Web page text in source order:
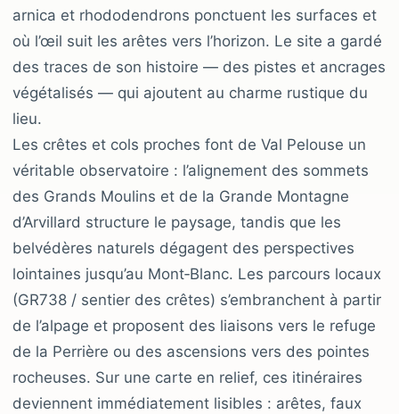
arnica et rhododendrons ponctuent les surfaces et
où l’œil suit les arêtes vers l’horizon. Le site a gardé
des traces de son histoire — des pistes et ancrages
végétalisés — qui ajoutent au charme rustique du
lieu.
Les crêtes et cols proches font de Val Pelouse un
véritable observatoire : l’alignement des sommets
des Grands Moulins et de la Grande Montagne
d’Arvillard structure le paysage, tandis que les
belvédères naturels dégagent des perspectives
lointaines jusqu’au Mont‑Blanc. Les parcours locaux
(GR738 / sentier des crêtes) s’embranchent à partir
de l’alpage et proposent des liaisons vers le refuge
de la Perrière ou des ascensions vers des pointes
rocheuses. Sur une carte en relief, ces itinéraires
deviennent immédiatement lisibles : arêtes, faux